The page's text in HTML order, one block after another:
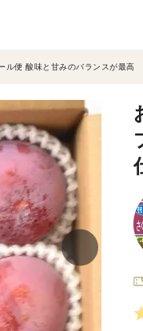
ル便 酸味と甘みのバランスが最